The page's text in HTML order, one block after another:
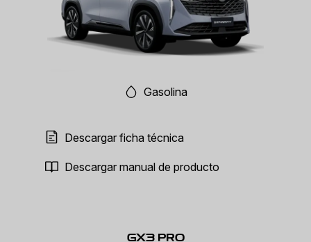
Gasolina
Descargar ficha técnica
Descargar manual de producto
GX3 PRO